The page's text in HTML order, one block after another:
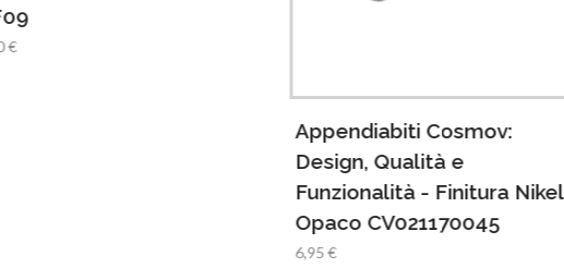
€
Appendiabiti Cosmov:
Design, Qualità e
Funzionalità - Finitura Nikel
Opaco CV021170045
6,95 €